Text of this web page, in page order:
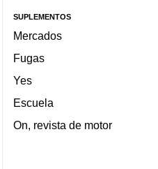
SUPLEMENTOS
Mercados
Fugas
Yes
Escuela
On, revista de motor